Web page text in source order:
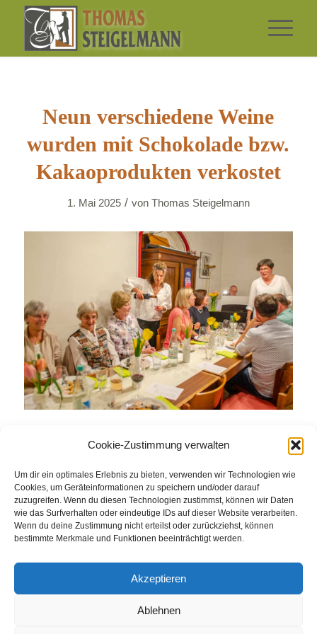
Cookie-Zustimmung verwalten
Um dir ein optimales Erlebnis zu bieten, verwenden wir Technologien wie
Cookies, um Geräteinformationen zu speichern und/oder darauf
zuzugreifen. Wenn du diesen Technologien zustimmst, können wir Daten
wie das Surfverhalten oder eindeutige IDs auf dieser Website verarbeiten.
Wenn du deine Zustimmung nicht erteilst oder zurückziehst, können
bestimmte Merkmale und Funktionen beeinträchtigt werden.
Akzeptieren
Ablehnen
Neun verschiedene Weine
wurden mit Schokolade bzw.
Kakaoprodukten verkostet
1. Mai 2025 / von Thomas Steigelmann